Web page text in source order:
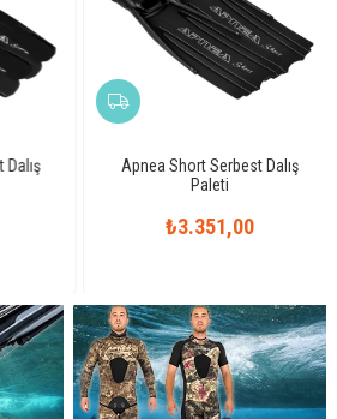
Apnea Short Serbest Dalış
Paleti
₺3.351,00